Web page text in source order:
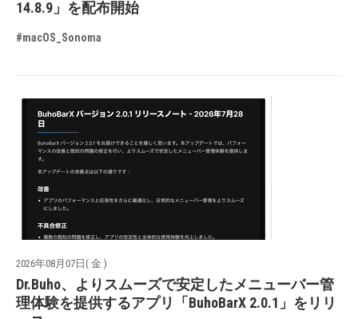
14.8.9」を配布開始
#macOS_Sonoma
2026年08月07日( 金 )
Dr.Buho、よりスムーズで安定したメニューバー管
理体験を提供するアプリ「BuhoBarX 2.0.1」をリリ